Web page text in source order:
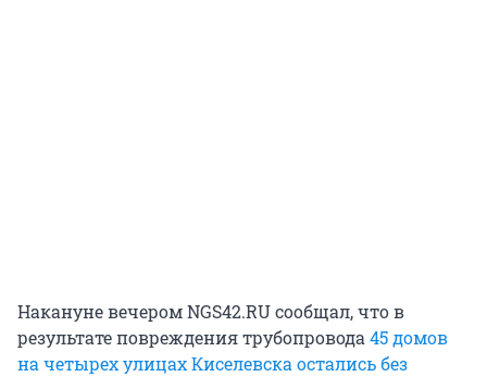
Накануне вечером NGS42.RU сообщал, что в
результате повреждения трубопровода 45 домов
на четырех улицах Киселевска остались без